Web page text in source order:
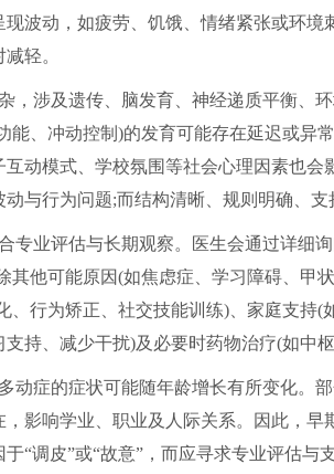
波动，如疲劳、饥饿、情绪紧张或环
轻。
，涉及遗传、脑发育、神经递质平衡、
能、冲动控制)的发育可能存在延迟或异
互动模式、学校氛围等社会心理因素也
与行为问题;而结构清晰、规则明确、支
专业评估与长期观察。医生会通过详细
其他可能原因(如焦虑症、学习障碍、甲
、行为矫正、社交技能训练)、家庭支持
持、减少干扰)及必要时药物治疗(如中
动症的症状可能随年龄增长有所变化。
，影响学业、职业及人际关系。因此，
“调皮”或“故意”，而应寻求专业评估